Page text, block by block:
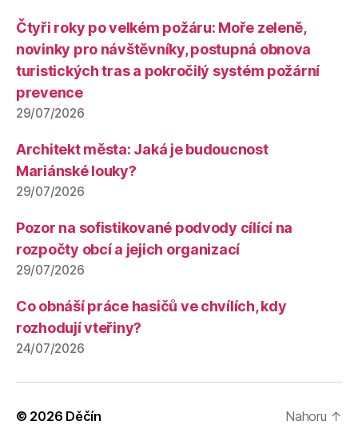
Čtyři roky po velkém požáru: Moře zeleně,
novinky pro návštěvníky, postupná obnova
turistických tras a pokročilý systém požární
prevence
29/07/2026
Architekt města: Jaká je budoucnost
Mariánské louky?
29/07/2026
Pozor na sofistikované podvody cílící na
rozpočty obcí a jejich organizací
29/07/2026
Co obnáší práce hasičů ve chvílích, kdy
rozhodují vteřiny?
24/07/2026
© 2026 Děčín Nahoru ↑